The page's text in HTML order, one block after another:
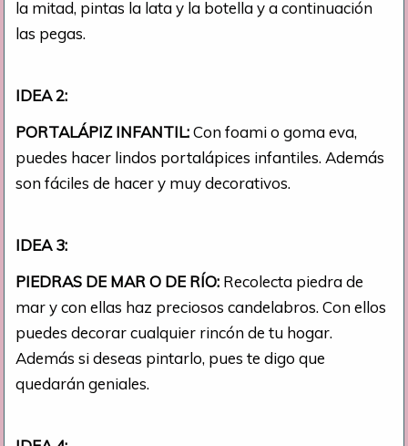
la mitad, pintas la lata y la botella y a continuación
las pegas.
IDEA 2:
PORTALÁPIZ INFANTIL:Con foami o goma eva,
puedes hacer lindos portalápices infantiles. Además
son fáciles de hacer y muy decorativos.
IDEA 3:
PIEDRAS DE MAR O DE RÍO: Recolecta piedra de
mar y con ellas haz preciosos candelabros. Con ellos
puedes decorar cualquier rincón de tu hogar.
Además si deseas pintarlo, pues te digo que
quedarán geniales.